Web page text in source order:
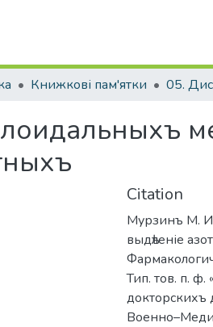
Книжкові пам'ятки
Citation
Мурзинъ М. И.
выдѣленіе
Тип. тов. п. ф.
докторскихъ